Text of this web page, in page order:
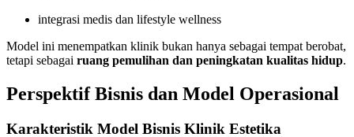
integrasi medis dan lifestyle wellness
Model ini menempatkan klinik bukan hanya sebagai tempat berobat,
tetapi sebagai ruang pemulihan dan peningkatan kualitas hidup.
Perspektif Bisnis dan Model Operasional
Karakteristik Model Bisnis Klinik Estetika